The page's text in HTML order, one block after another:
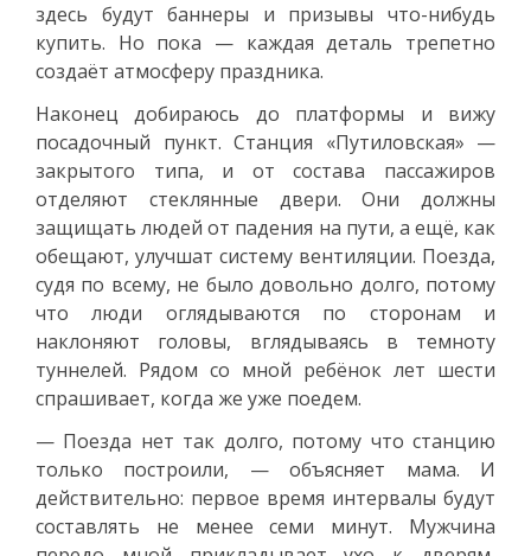
здесь будут баннеры и призывы что-нибудь
купить. Но пока — каждая деталь трепетно
создаёт атмосферу праздника.
Наконец добираюсь до платформы и вижу
посадочный пункт. Станция «Путиловская» —
закрытого типа, и от состава пассажиров
отделяют стеклянные двери. Они должны
защищать людей от падения на пути, а ещё, как
обещают, улучшат систему вентиляции. Поезда,
судя по всему, не было довольно долго, потому
что люди оглядываются по сторонам и
наклоняют головы, вглядываясь в темноту
туннелей. Рядом со мной ребёнок лет шести
спрашивает, когда же уже поедем.
— Поезда нет так долго, потому что станцию
только построили, — объясняет мама. И
действительно: первое время интервалы будут
составлять не менее семи минут. Мужчина